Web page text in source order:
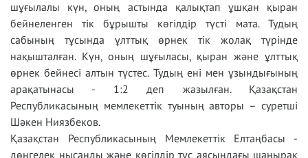
шұғылалы күн, оның астында қалықтап ұшқан қыран
бейнеленген тік бұрышты көгілдір түсті мата. Тудың
сабының тұсында ұлттық өрнек тік жолақ түрінде
нақышталған. Күн, оның шұғыласы, қыран және ұлттық
өрнек бейнесі алтын түстес. Тудың ені мен ұзындығының
арақатынасы - 1:2 деп жазылған. Қазақстан
Республикасының мемлекеттік туының авторы – суретші
Шәкен Ниязбеков.
Қазақстан Республикасының Мемлекеттік Елтаңбасы -
дөңгелек нысанды және көгілдір түс аясындағы шаңырақ